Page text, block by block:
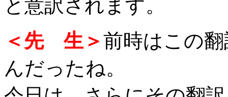
と意訳されます。
＜先 生＞前時はこの
んだったね。